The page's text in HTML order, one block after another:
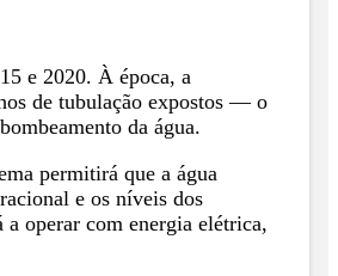
e 2020. À época, a
de tubulação expostos — o
da água.
permitirá que a água
e os níveis dos
a operar com energia elétrica,